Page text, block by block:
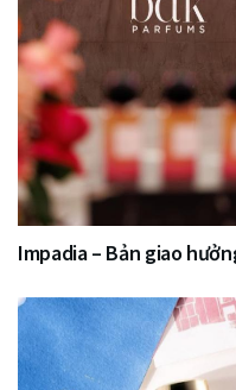
Impadia – Bản giao